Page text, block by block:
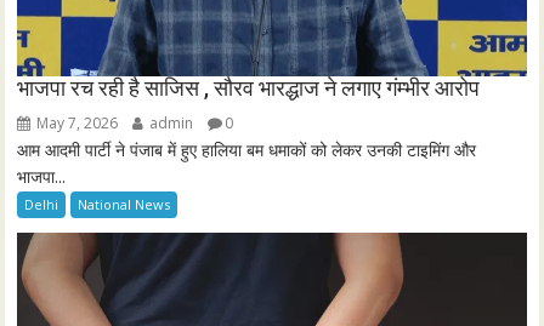
भाजपा रच रही है साजिस , सौरव भारद्धाज ने लगाए गंम्भीर आरोप
May 7, 2026 admin 0
आम आदमी पार्टी ने पंजाब में हुए हालिया बम धमाकों को लेकर उनकी टाइमिंग और
भाजपा...
Delhi National News